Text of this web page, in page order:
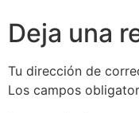
Deja una
Tu dirección de
Los campos